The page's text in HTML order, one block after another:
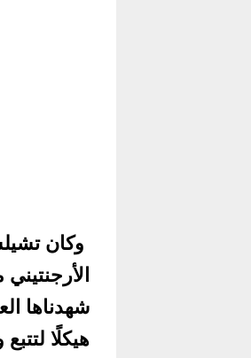
وكان
شهدناها
هيكلًا